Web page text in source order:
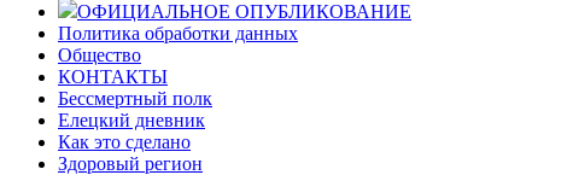
ОФИЦИАЛЬНОЕ ОПУБЛИКОВАНИЕ
Политика обработки данных
Общество
КОНТАКТЫ
Бессмертный полк
Елецкий дневник
Как это сделано
Здоровый регион